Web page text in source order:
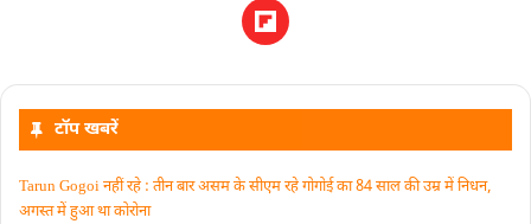
टॉप खबरें
Tarun Gogoi नहीं रहे : तीन बार असम के सीएम रहे गोगोई का 84 साल की उम्र में निधन,
अगस्त में हुआ था कोरोना